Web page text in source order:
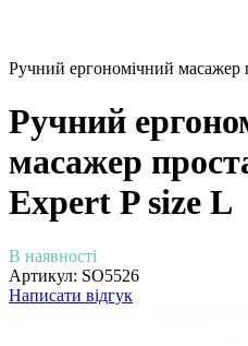
Ручний ергономічний масажер
Ручний
масажер
Expert P size L
В наявності
Артикул: SO5526
Написати відгук